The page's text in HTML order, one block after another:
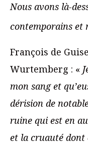
Nous avons là-
contemporains et
François de
Wurtemberg : «
mon sang et
dérision de
ruine qui est en
et la cruauté dont